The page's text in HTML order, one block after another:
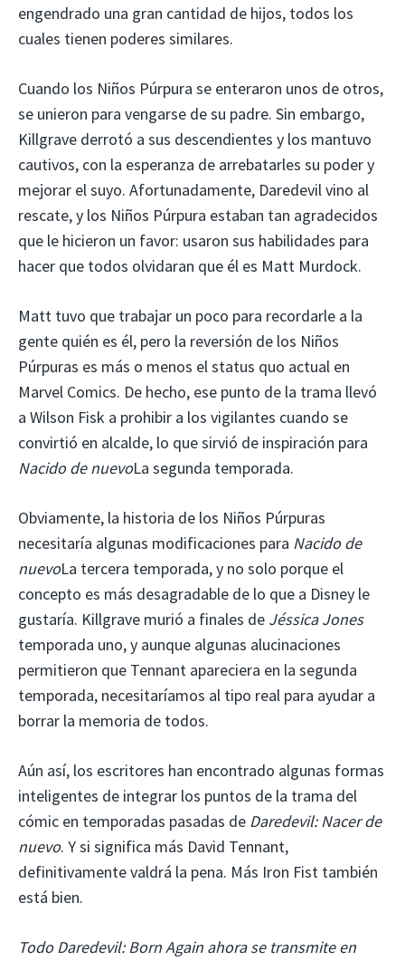
engendrado una gran cantidad de hijos, todos los
cuales tienen poderes similares.
Cuando los Niños Púrpura se enteraron unos de otros,
se unieron para vengarse de su padre. Sin embargo,
Killgrave derrotó a sus descendientes y los mantuvo
cautivos, con la esperanza de arrebatarles su poder y
mejorar el suyo. Afortunadamente, Daredevil vino al
rescate, y los Niños Púrpura estaban tan agradecidos
que le hicieron un favor: usaron sus habilidades para
hacer que todos olvidaran que él es Matt Murdock.
Matt tuvo que trabajar un poco para recordarle a la
gente quién es él, pero la reversión de los Niños
Púrpuras es más o menos el status quo actual en
Marvel Comics. De hecho, ese punto de la trama llevó
a Wilson Fisk a prohibir a los vigilantes cuando se
convirtió en alcalde, lo que sirvió de inspiración para
Nacido de nuevoLa segunda temporada.
Obviamente, la historia de los Niños Púrpuras
necesitaría algunas modificaciones para Nacido de
nuevoLa tercera temporada, y no solo porque el
concepto es más desagradable de lo que a Disney le
gustaría. Killgrave murió a finales de Jéssica Jones
temporada uno, y aunque algunas alucinaciones
permitieron que Tennant apareciera en la segunda
temporada, necesitaríamos al tipo real para ayudar a
borrar la memoria de todos.
Aún así, los escritores han encontrado algunas formas
inteligentes de integrar los puntos de la trama del
cómic en temporadas pasadas de Daredevil: Nacer de
nuevo. Y si significa más David Tennant,
definitivamente valdrá la pena. Más Iron Fist también
está bien.
Todo Daredevil: Born Again ahora se transmite en